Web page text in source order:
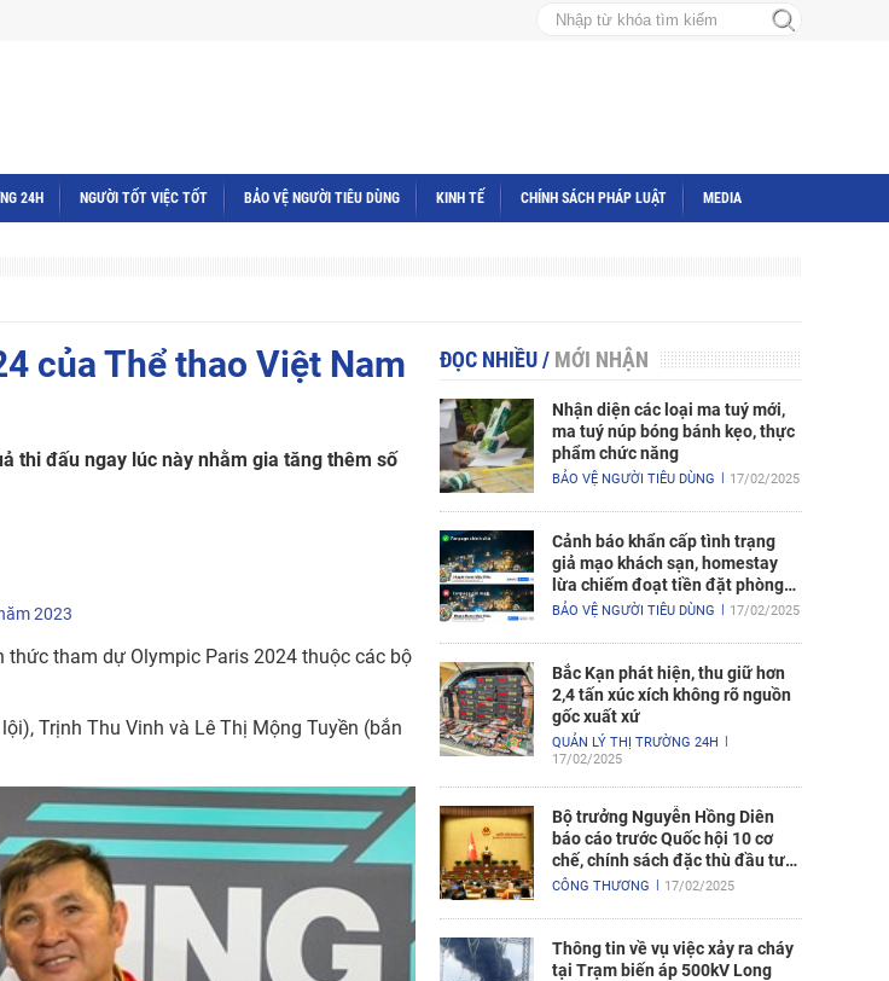
24H NGƯỜI TỐT VIỆC TỐT BẢO VỆ NGƯỜI TIÊU DÙNG KINH TẾ CHÍNH SÁCH PHÁP LUẬT MEDIA
của Thể thao Việt Nam
thi đấu ngay lúc này nhằm gia tăng thêm số
2023
tham dự Olympic Paris 2024 thuộc các bộ
Trịnh Thu Vinh và Lê Thị Mộng Tuyền (bắn
ĐỌC NHIỀU/ MỚI NHẬN
Nhận diện các loại ma tuý mới,
ma tuý núp bóng bánh kẹo, thực
phẩm chức năng
BẢO VỆ NGƯỜI TIÊU DÙNG 17/02/2025
Cảnh báo khẩn cấp tình trạng
giả mạo khách sạn, homestay
lừa chiếm đoạt tiền đặt phòng
nghỉ
BẢO VỆ NGƯỜI TIÊU DÙNG 17/02/2025
Bắc Kạn phát hiện, thu giữ hơn
2,4 tấn xúc xích không rõ nguồn
gốc xuất xứ
QUẢN LÝ THỊ TRƯỜNG 24H
17/02/2025
Bộ trưởng Nguyễn Hồng Diên
báo cáo trước Quốc hội 10 cơ
chế, chính sách đặc thù đầu tư
xây dựng Dự án điện hạt nhân
CÔNG THƯƠNG 17/02/2025
Thông tin về vụ việc xảy ra cháy
tại Trạm biến áp 500kV Long